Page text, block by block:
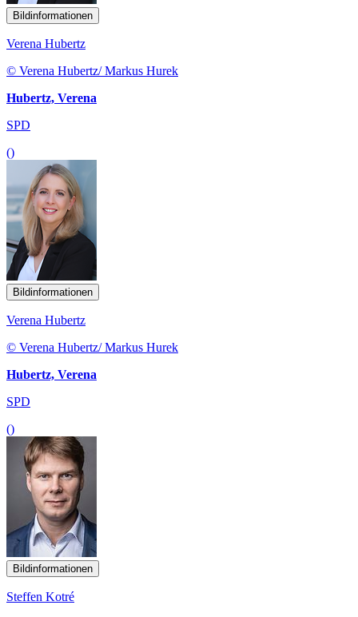
Bildinformationen
Verena Hubertz
© Verena Hubertz/ Markus Hurek
Hubertz, Verena
SPD
()
Bildinformationen
Verena Hubertz
© Verena Hubertz/ Markus Hurek
Hubertz, Verena
SPD
()
Bildinformationen
Steffen Kotré